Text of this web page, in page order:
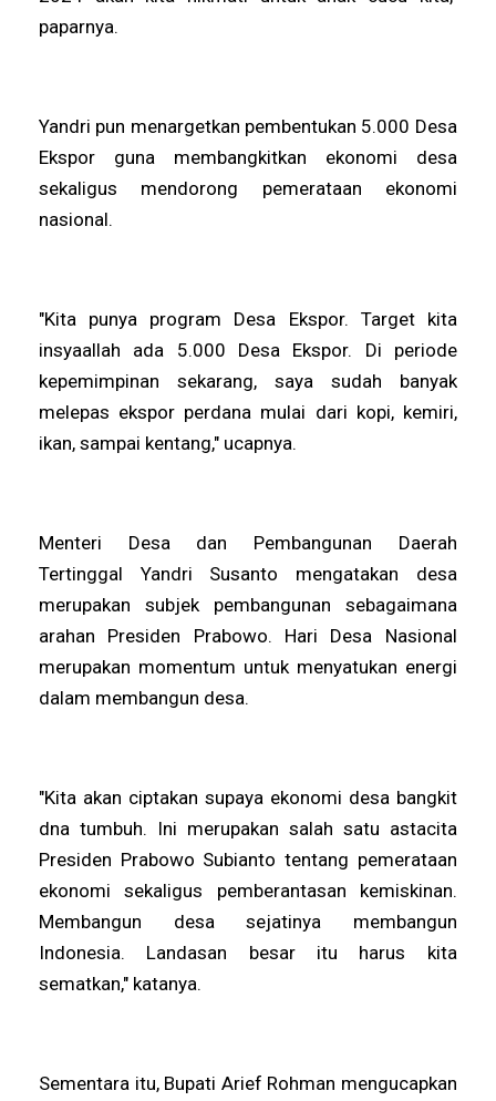
paparnya.
Yandri pun menargetkan pembentukan 5.000 Desa
Ekspor guna membangkitkan ekonomi desa
sekaligus mendorong pemerataan ekonomi
nasional.
"Kita punya program Desa Ekspor. Target kita
insyaallah ada 5.000 Desa Ekspor. Di periode
kepemimpinan sekarang, saya sudah banyak
melepas ekspor perdana mulai dari kopi, kemiri,
ikan, sampai kentang," ucapnya.
Menteri Desa dan Pembangunan Daerah
Tertinggal Yandri Susanto mengatakan desa
merupakan subjek pembangunan sebagaimana
arahan Presiden Prabowo. Hari Desa Nasional
merupakan momentum untuk menyatukan energi
dalam membangun desa.
"Kita akan ciptakan supaya ekonomi desa bangkit
dna tumbuh. Ini merupakan salah satu astacita
Presiden Prabowo Subianto tentang pemerataan
ekonomi sekaligus pemberantasan kemiskinan.
Membangun desa sejatinya membangun
Indonesia. Landasan besar itu harus kita
sematkan," katanya.
Sementara itu, Bupati Arief Rohman mengucapkan